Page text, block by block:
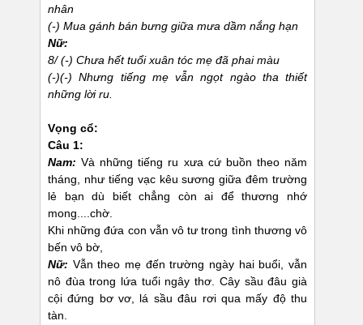
nhân
(-) Mua gánh bán bưng giữa mưa dầm nắng hạn
Nữ:
8/ (-) Chưa hết tuổi xuân tóc mẹ đã phai màu
(-)(-) Nhưng tiếng mẹ vẫn ngọt ngào tha thiết
những lời ru.
Vọng cổ:
Câu 1:
Nam: Và những tiếng ru xưa cứ buồn theo năm
tháng, như tiếng vạc kêu sương giữa đêm trường
lẻ bạn dù biết chẳng còn ai để thương nhớ
mong....chờ.
Khi những đứa con vẫn vô tư trong tình thương vô
bến vô bờ,
Nữ: Vẫn theo mẹ đến trường ngày hai buổi, vẫn
nô đùa trong lứa tuổi ngây thơ. Cây sầu đâu già
cội đứng bơ vơ, lá sầu đâu rơi qua mấy độ thu
tàn.